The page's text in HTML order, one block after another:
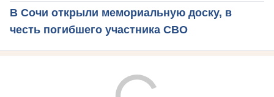
В Сочи открыли мемориальную доску, в
честь погибшего участника СВО